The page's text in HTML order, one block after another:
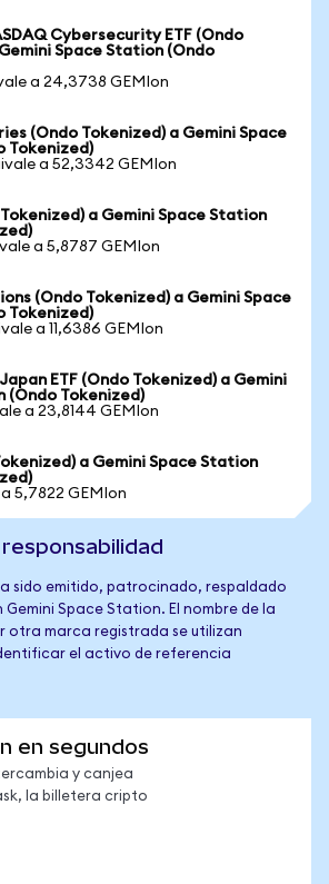
Cybersecurity ETF (Ondo
Space Station (Ondo
a 24,3738 GEMIon
(Ondo Tokenized) a Gemini Space
Tokenized)
a 52,3342 GEMIon
Tokenized) a Gemini Space Station
a 5,8787 GEMIon
(Ondo Tokenized) a Gemini Space
Tokenized)
a 11,6386 GEMIon
ETF (Ondo Tokenized) a Gemini
(Ondo Tokenized)
a 23,8144 GEMIon
a Gemini Space Station
5,7822 GEMIon
sido emitido, patrocinado, respaldado
Space Station. El nombre de la
otra marca registrada se utilizan
el activo de referencia
en segundos
y canjea
la billetera cripto